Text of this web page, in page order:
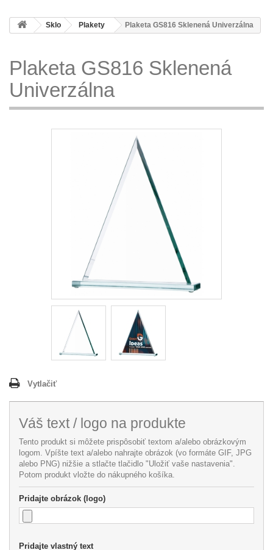
Sklo Plakety Plaketa GS816 Sklenená Univerzálna
Plaketa GS816 Sklenená
Univerzálna
Vytlačiť
Váš text / logo na produkte
Tento produkt si môžete prispôsobiť textom a/alebo obrázkovým
logom. Vpíšte text a/alebo nahrajte obrázok (vo formáte GIF, JPG
alebo PNG) nižšie a stlačte tlačidlo "Uložiť vaše nastavenia".
Potom produkt vložte do nákupného košíka.
Pridajte obrázok (logo)
Pridajte vlastný text